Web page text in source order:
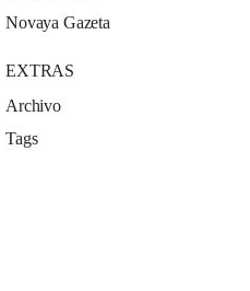
Novaya Gazeta
EXTRAS
Archivo
Tags